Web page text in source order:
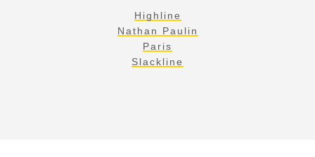
Highline
Nathan Paulin
Paris
Slackline